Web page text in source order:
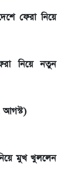
জয়
দিলীপ
দাম
প্রকাশের
ফেরা নিয়ে
নিয়ে নতুন
আগস্ট)
মুখ খুললেন